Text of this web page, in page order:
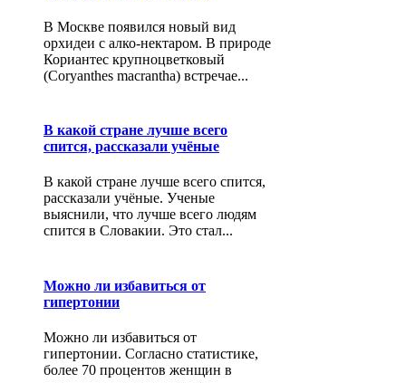
В Москве появился новый вид
орхидеи с алко-нектаром. В природе
Кориантес крупноцветковый
(Coryanthes macrantha) встречае...
В какой стране лучше всего
спится, рассказали учёные
В какой стране лучше всего спится,
рассказали учёные. Ученые
выяснили, что лучше всего людям
спится в Словакии. Это стал...
Можно ли избавиться от
гипертонии
Можно ли избавиться от
гипертонии. Согласно статистике,
более 70 процентов женщин в